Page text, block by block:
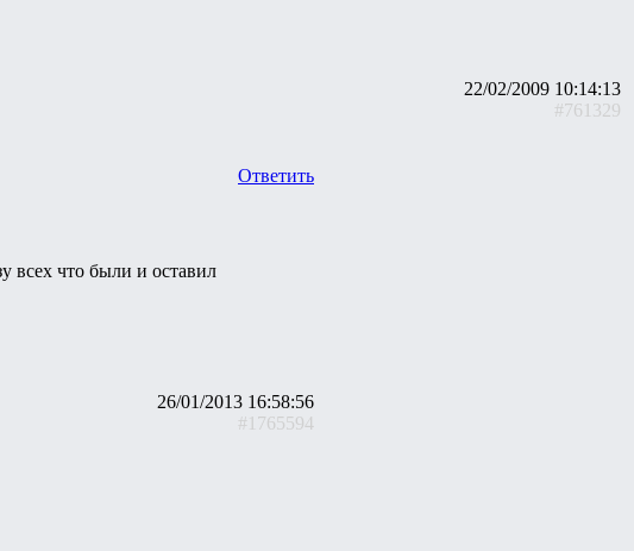
22/02/2009 10:14:13
#761329
Ответить
всех что были и оставил
26/01/2013 16:58:56
#1765594